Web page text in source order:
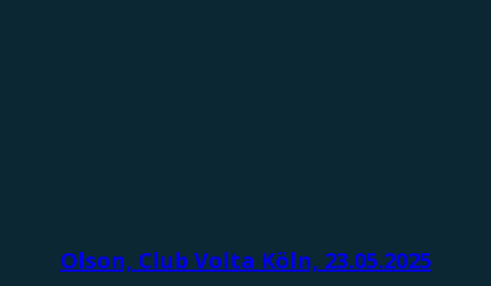
Olson, Club Volta Köln, 23.05.2025